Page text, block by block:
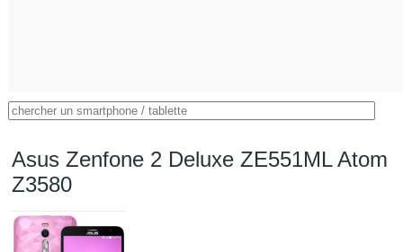
Asus Zenfone 2 Deluxe ZE551ML Atom
Z3580